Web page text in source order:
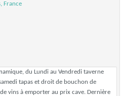
France
du Lundi au Vendredi taverne
tapas et droit de bouchon de
vins à emporter au prix cave. Dernière